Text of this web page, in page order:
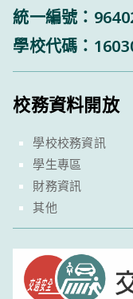
統一編號：
學校代碼：
校務資料開放
學校校務資訊
學生專區
財務資訊
其他